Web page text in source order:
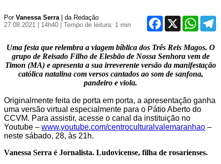
Por Vanessa Serra| da Redação
27.08.2021 | 14h40
| Tempo de leitura: 1 min
Facebook
X
Uma festa que relembra a viagem bíblica dos Três Reis Magos. O
grupo de Reisado Filho de Elesbão de Nossa Senhora vem de
Timon (MA) e apresenta a sua irreverente versão da manifestação
católica natalina com versos cantados ao som de sanfona,
pandeiro e viola.
Originalmente feita de porta em porta, a apresentação ganha
uma versão virtual especialmente para o Pátio Aberto do
CCVM. Para assistir, acesse o canal da instituição no
Youtube – www.youtube.com/centroculturalvalemaranhao –
neste sábado, 28, às 21h.
Vanessa Serra é Jornalista. Ludovicense, filha de rosarienses.